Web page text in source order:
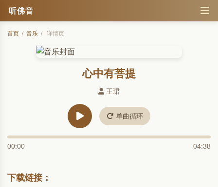
听佛音
首页 / 音乐 / 详情页
心中有菩提
王珺
单曲循环
00:00 04:38
下载链接：